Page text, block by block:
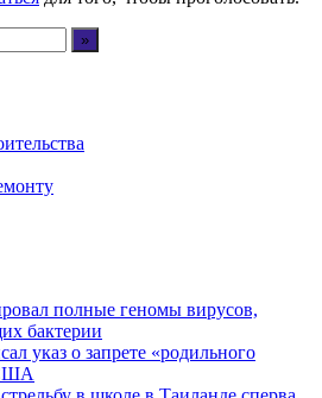
полные геномы вирусов,
бактерии
указ о запрете «родильного